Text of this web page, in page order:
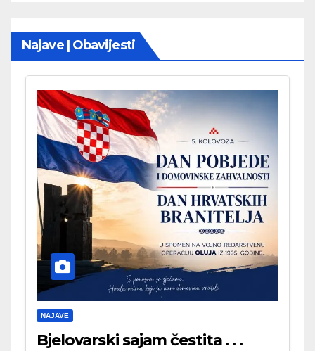
Najave | Obavijesti
NAJAVE
Bjelovarski sajam čestita . . .